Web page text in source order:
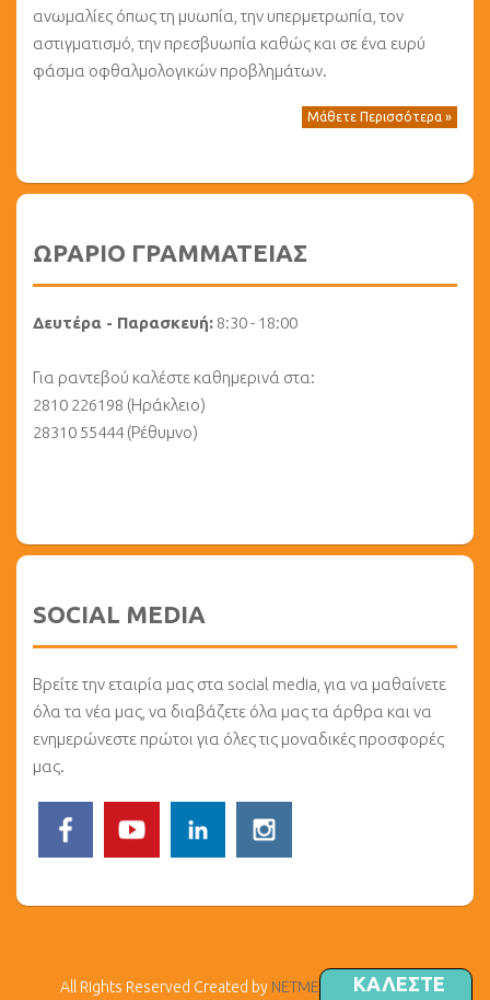
ανωμαλίες όπως τη μυωπία, την υπερμετρωπία, τον
αστιγματισμό, την πρεσβυωπία καθώς και σε ένα ευρύ
φάσμα οφθαλμολογικών προβλημάτων.
Μάθετε Περισσότερα »
ΩΡΑΡΙΟ ΓΡΑΜΜΑΤΕΙΑΣ
Δευτέρα - Παρασκευή: 8:30 - 18:00
Για ραντεβού καλέστε καθημερινά στα:
2810 226198 (Ηράκλειο)
28310 55444 (Ρέθυμνο)
SOCIAL MEDIA
Βρείτε την εταιρία μας στα social media, για να μαθαίνετε
όλα τα νέα μας, να διαβάζετε όλα μας τα άρθρα και να
ενημερώνεστε πρώτοι για όλες τις μοναδικές προσφορές
μας.
All Rights Reserved Created by NETMEDIA © Copyright
ΚΑΛΕΣΤΕ